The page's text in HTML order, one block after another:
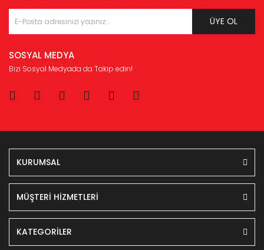
ÜYE OL
SOSYAL MEDYA
Bizi Sosyal Medyada da Takip edin!
KURUMSAL
MÜŞTERİ HİZMETLERİ
KATEGORİLER